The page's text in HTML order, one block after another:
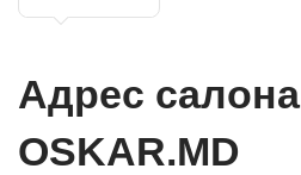
Адрес салона
OSKAR.MD